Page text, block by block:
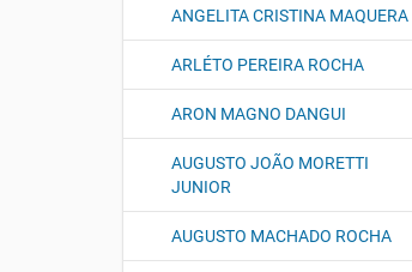
ANGELITA CRISTINA MAQUERA
ARLÉTO PEREIRA ROCHA
ARON MAGNO DANGUI
AUGUSTO JOÃO MORETTI
JUNIOR
AUGUSTO MACHADO ROCHA